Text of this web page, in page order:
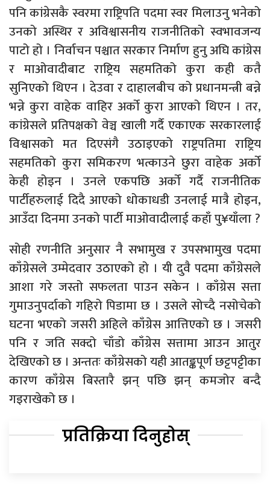
पनि कांग्रेसकै स्वरमा राष्ट्रिपति पदमा स्वर मिलाउनु भनेको
उनको अस्थिर र अविश्वासनीय राजनीतिको स्वभावजन्य
पाटो हो । निर्वाचन पश्चात सरकार निर्माण हुनु अघि कांग्रेस
र माओवादीबाट राष्ट्रिय सहमतिको कुरा कही कतै
सुनिएको थिएन । देउवा र दाहालबीच को प्रधानमन्त्री बन्ने
भन्ने कुरा वाहेक वाहिर अर्को कुरा आएको थिएन । तर,
कांग्रेसले प्रतिपक्षको वेञ्च खाली गर्दै एकाएक सरकारलाई
विश्वासको मत दिएसंगै उठाइएको राष्ट्रपतिमा राष्ट्रिय
सहमतिको कुरा समिकरण भत्काउने छुरा वाहेक अर्को
केही होइन । उनले एकपछि अर्को गर्दै राजनीतिक
पार्टीहरुलाई दिदै आएको धोकाधडी उनलाई मात्रै होइन,
आउँदा दिनमा उनको पार्टी माओवादीलाई कहाँ पु¥याँला ?
सोही रणनीति अनुसार नै सभामुख र उपसभामुख पदमा
काँग्रेसले उम्मेदवार उठाएको हो । यी दुवै पदमा काँग्रेसले
आशा गरे जस्तो सफलता पाउन सकेन । काँग्रेस सत्ता
गुमाउनुपर्दाको गहिरो पिडामा छ । उसले सोच्दै नसोचेको
घटना भएको जसरी अहिले काँग्रेस आत्तिएको छ । जसरी
पनि र जति सक्दो चाँडो काँग्रेस सत्तामा आउन आतुर
देखिएको छ । अन्ततः काँग्रेसको यही आतङ्कपूर्ण छट्टपट्टीका
कारण काँग्रेस बिस्तारै झन् पछि झन् कमजोर बन्दै
गइराखेको छ ।
प्रतिक्रिया दिनुहोस्